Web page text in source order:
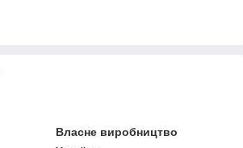
Власне виробництво